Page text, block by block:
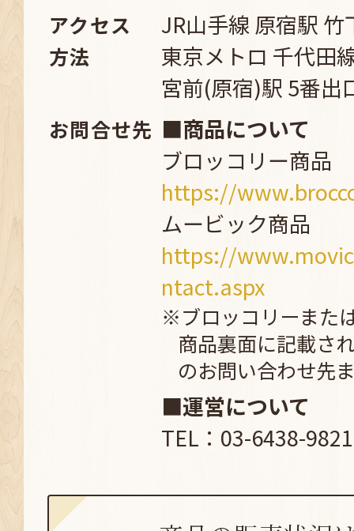
アクセス
方法
JR山手線 原宿駅
東京メトロ 千代田
宮前(原宿)駅 5番出
お問合せ先 ■商品について
ブロッコリー商品
https://
ムービック商品
https://
ntact.aspx
※ブロッコリーまた
商品裏面に記載さ
のお問い合わせ先
■運営について
TEL：03-6438-9821